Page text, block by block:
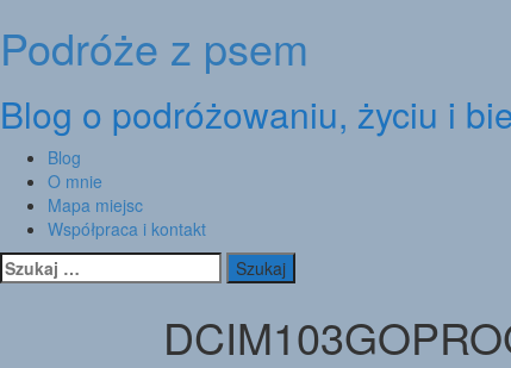
Skip
toPodróże z psem
Blog o podróżowaniu, życiu i
Blog
O mnie
Mapa miejsc
Współpraca i kontakt
Szukaj: